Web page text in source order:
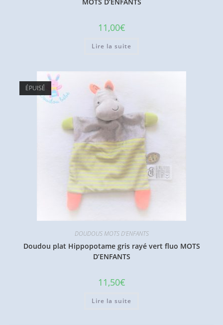
MOTS D’ENFANTS
11,00€
Lire la suite
ÉPUISÉ
DOUDOUS MOTS D'ENFANTS
Doudou plat Hippopotame gris rayé vert fluo MOTS
D’ENFANTS
11,50€
Lire la suite